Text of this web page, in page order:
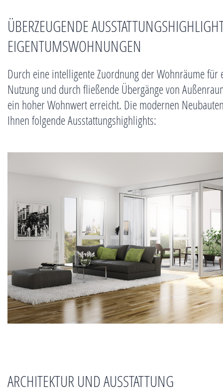
ÜBERZEUGENDE
EIGENTUMSWOHNUNGEN
Durch eine intelligente Zuordnung der Wohnräume
Nutzung und durch fließende Übergänge von
ein hoher Wohnwert erreicht. Die modernen
Ihnen folgende Ausstattungshighlights:
ARCHITEKTUR UND AUSSTATTUNG